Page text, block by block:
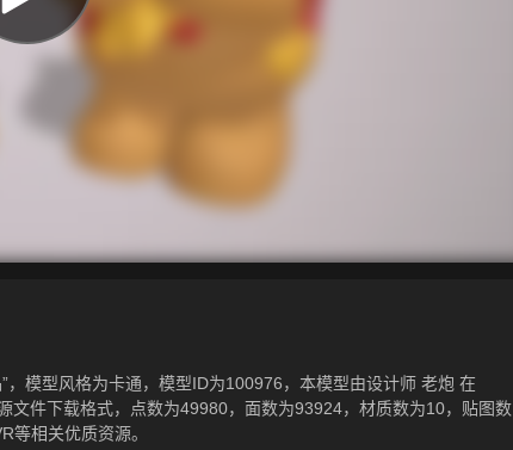
模型风格为卡通，模型ID为100976，本模型由设计师 老炮 在
件下载格式，点数为49980，面数为93924，材质数为10，贴图数
等相关优质资源。